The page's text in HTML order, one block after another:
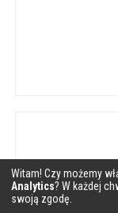
Witam! Czy możemy
Analytics? W każdej
swoją zgodę.